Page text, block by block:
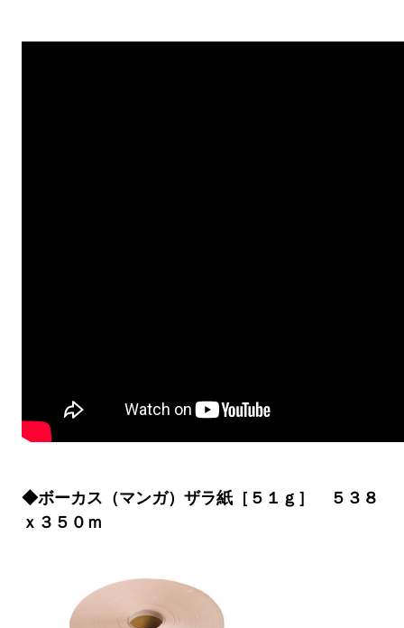
◆ボーカス（マンガ）ザラ紙［５１ｇ］ ５３８
ｘ３５０ｍ